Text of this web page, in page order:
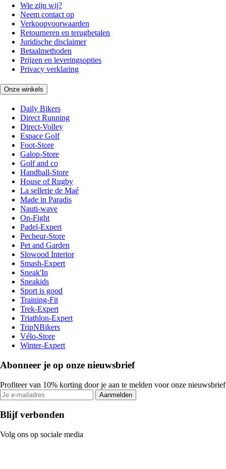
Wie zijn wij?
Neem contact op
Verkoopvoorwaarden
Retourneren en terugbetalen
Juridische disclaimer
Betaalmethoden
Prijzen en leveringsopties
Privacy verklaring
Onze winkels
Daily Bikers
Direct Running
Direct-Volley
Espace Golf
Foot-Store
Galop-Store
Golf and co
Handball-Store
House of Rugby
La sellerie de Maé
Made in Paradis
Nauti-wave
On-Fight
Padel-Expert
Pecheur-Store
Pet and Garden
Slowood Interior
Smash-Expert
Sneak'In
Sneakids
Sport is good
Training-Fit
Trek-Expert
Triathlon-Expert
TripNBikers
Vélo-Store
Winter-Expert
Abonneer je op onze nieuwsbrief
Profiteer van 10% korting door je aan te melden voor onze nieuwsbrief
Aanmelden
Blijf verbonden
Volg ons op sociale media